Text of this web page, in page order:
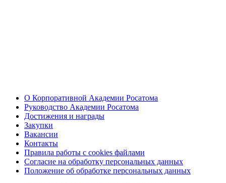
О Корпоративной Академии Росатома
Руководство Академии Росатома
Достижения и награды
Закупки
Вакансии
Контакты
Правила работы с cookies файлами
Согласие на обработку персональных данных
Положение об обработке персональных данных